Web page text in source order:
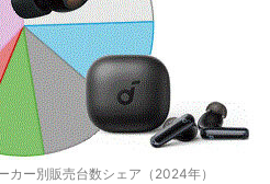
カー別販売台数シェア（2024年）